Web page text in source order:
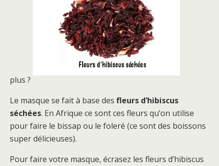
plus ?
Le masque se fait à base des fleurs d’hibiscus
séchées. En Afrique ce sont ces fleurs qu’on utilise
pour faire le bissap ou le foleré (ce sont des boissons
super délicieuses).
Pour faire votre masque, écrasez les fleurs d’hibiscus